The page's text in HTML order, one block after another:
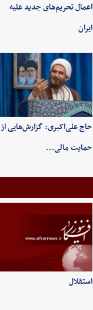
اعمال تحریم‌های جدید علیه
ایران
حاج علی‌اکبری: گزارش‌هایی از
حمایت مالی…
استقلال